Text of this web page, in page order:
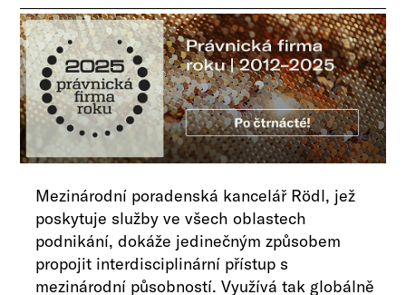
Mezinárodní poradenská kancelář Rödl, jež
poskytuje služby ve všech oblastech
podnikání, dokáže jedinečným způsobem
propojit interdisciplinární přístup s
mezinárodní působností. Využívá tak globálně